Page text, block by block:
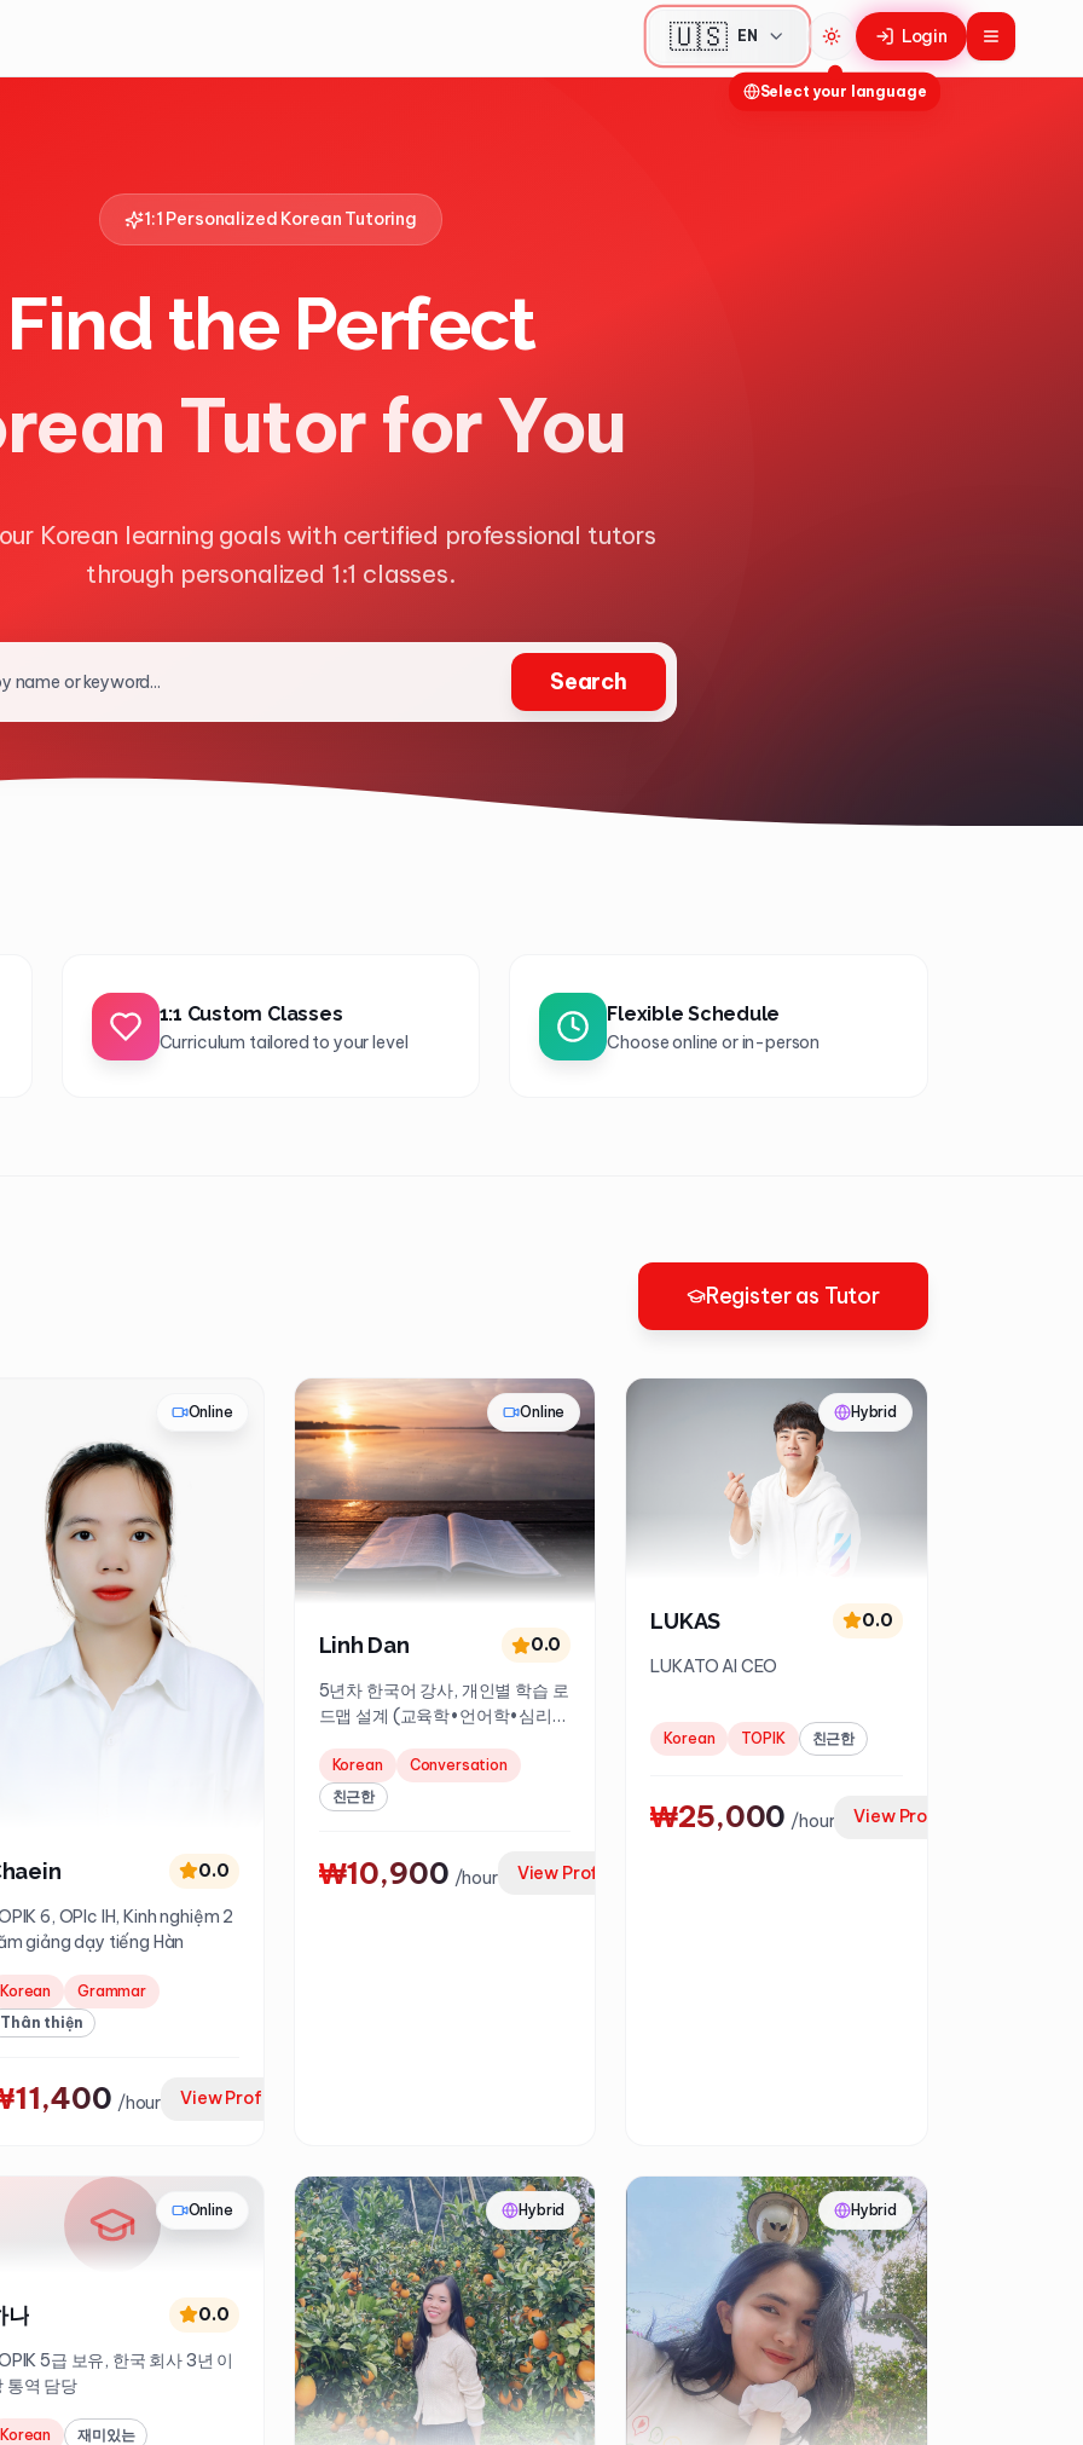
Select your language
🇺🇸 EN
Toggle theme
Login
1:1 Personalized Korean Tutoring
Find the Perfect
Tutor for You
Korean learning goals with certified professional tutors
through personalized 1:1 classes.
Search
1:1 Custom Classes
Curriculum tailored to your level
Flexible Schedule
Choose online or in-person
Register as Tutor
Online
0.0
6, OPIc IH, Kinh nghiệm 2
giảng dạy tiếng Hàn
Korean
Grammar
Thân thiện
/hour View Profile
Online
Linh Dan 0.0
5년차 한국어 강사, 개인별 학습 로
드맵 설계 (교육학•언어학•심리학
Korean
Conversation
친근한
₩10,900 /hour View Profile
Hybrid
LUKAS 0.0
LUKATO AI CEO
Korean TOPIK 친근한
₩25,000 /hour View Profile
Online
나 0.0
5급 보유, 한국 회사 3년 이
통역 담당
Korean 재미있는
Hybrid Hybrid